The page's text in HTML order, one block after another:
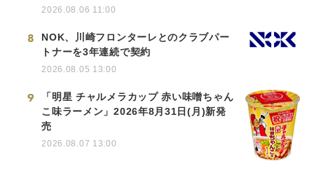
2026.08.06 11:00
8
NOK、川崎フロンターレとのクラブパー
トナーを3年連続で契約
2026.08.05 13:00
9
「明星 チャルメラカップ 赤い味噌ちゃん
こ味ラーメン」2026年8月31日(月)新発
売
2026.08.07 13:00